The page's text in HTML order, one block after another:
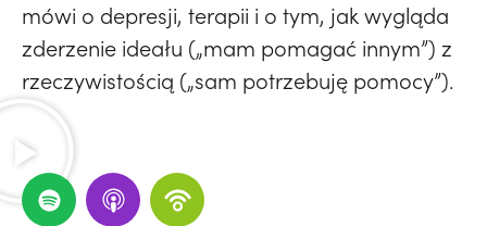
mówi o depresji, terapii i o tym, jak wygląda
zderzenie ideału („mam pomagać innym”) z
rzeczywistością („sam potrzebuję pomocy”).